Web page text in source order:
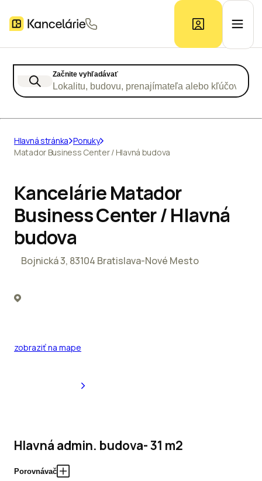
Prieskum trhu
Začnite vyhľadávať
Lokalitu, budovu, prenajímateľa alebo kľúčové
Hlavná stránka Ponuky
Matador Business Center / Hlavná budova
Kancelárie Matador
Business Center / Hlavná
budova
Bojnická 3, 83104 Bratislava-Nové Mesto
zobraziť na mape
Hlavná admin. budova- 31 m2
Porovnávač